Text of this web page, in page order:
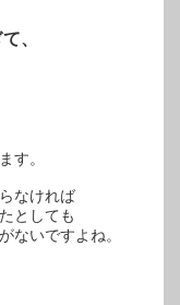
、
す。
なければ
としても
ないですよね。